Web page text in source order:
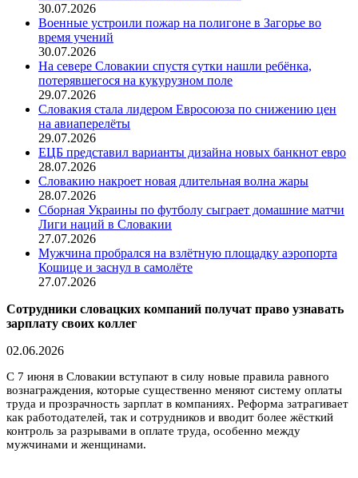
30.07.2026
Военные устроили пожар на полигоне в Загорье во
время учений
30.07.2026
На севере Словакии спустя сутки нашли ребёнка,
потерявшегося на кукурузном поле
29.07.2026
Словакия стала лидером Евросоюза по снижению цен
на авиаперелёты
29.07.2026
ЕЦБ представил варианты дизайна новых банкнот евро
28.07.2026
Словакию накроет новая длительная волна жары
28.07.2026
Сборная Украины по футболу сыграет домашние матчи
Лиги наций в Словакии
27.07.2026
Мужчина пробрался на взлётную площадку аэропорта
Кошице и заснул в самолёте
27.07.2026
Сотрудники словацких компаний получат право узнавать
зарплату своих коллег
02.06.2026
С 7 июня в Словакии вступают в силу новые правила равного
вознаграждения, которые существенно меняют систему оплаты
труда и прозрачность зарплат в компаниях. Реформа затрагивает
как работодателей, так и сотрудников и вводит более жёсткий
контроль за разрывами в оплате труда, особенно между
мужчинами и женщинами.